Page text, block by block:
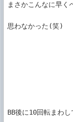
まさかこんなに早く
思わなかった(笑)
BB後に10回転まわ